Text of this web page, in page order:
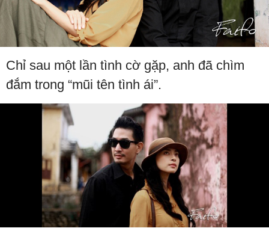
Chỉ sau một lần tình cờ gặp, anh đã chìm
đắm trong “mũi tên tình ái”.